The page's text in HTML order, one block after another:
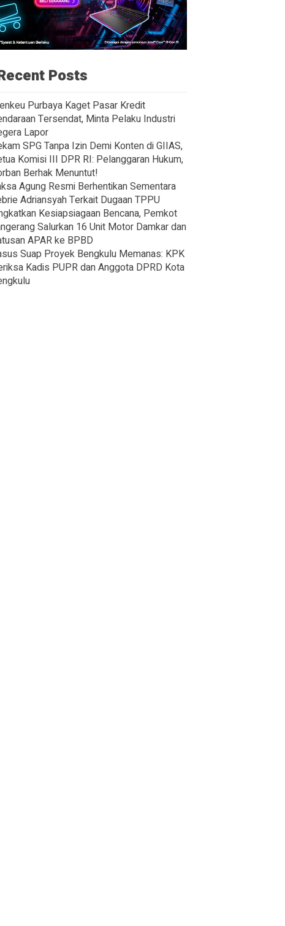
Posts
Purbaya Kaget Pasar Kredit
Tersendat, Minta Pelaku Industri
Lapor
SPG Tanpa Izin Demi Konten di GIIAS,
Komisi III DPR RI: Pelanggaran Hukum,
Berhak Menuntut!
Agung Resmi Berhentikan Sementara
Adriansyah Terkait Dugaan TPPU
Kesiapsiagaan Bencana, Pemkot
Salurkan 16 Unit Motor Damkar dan
APAR ke BPBD
Suap Proyek Bengkulu Memanas: KPK
Kadis PUPR dan Anggota DPRD Kota